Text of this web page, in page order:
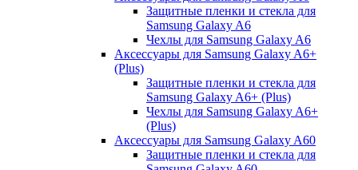
Защитные пленки и стекла для
Samsung Galaxy A6
Чехлы для Samsung Galaxy A6
Аксессуары для Samsung Galaxy A6+
(Plus)
Защитные пленки и стекла для
Samsung Galaxy A6+ (Plus)
Чехлы для Samsung Galaxy A6+
(Plus)
Аксессуары для Samsung Galaxy A60
Защитные пленки и стекла для